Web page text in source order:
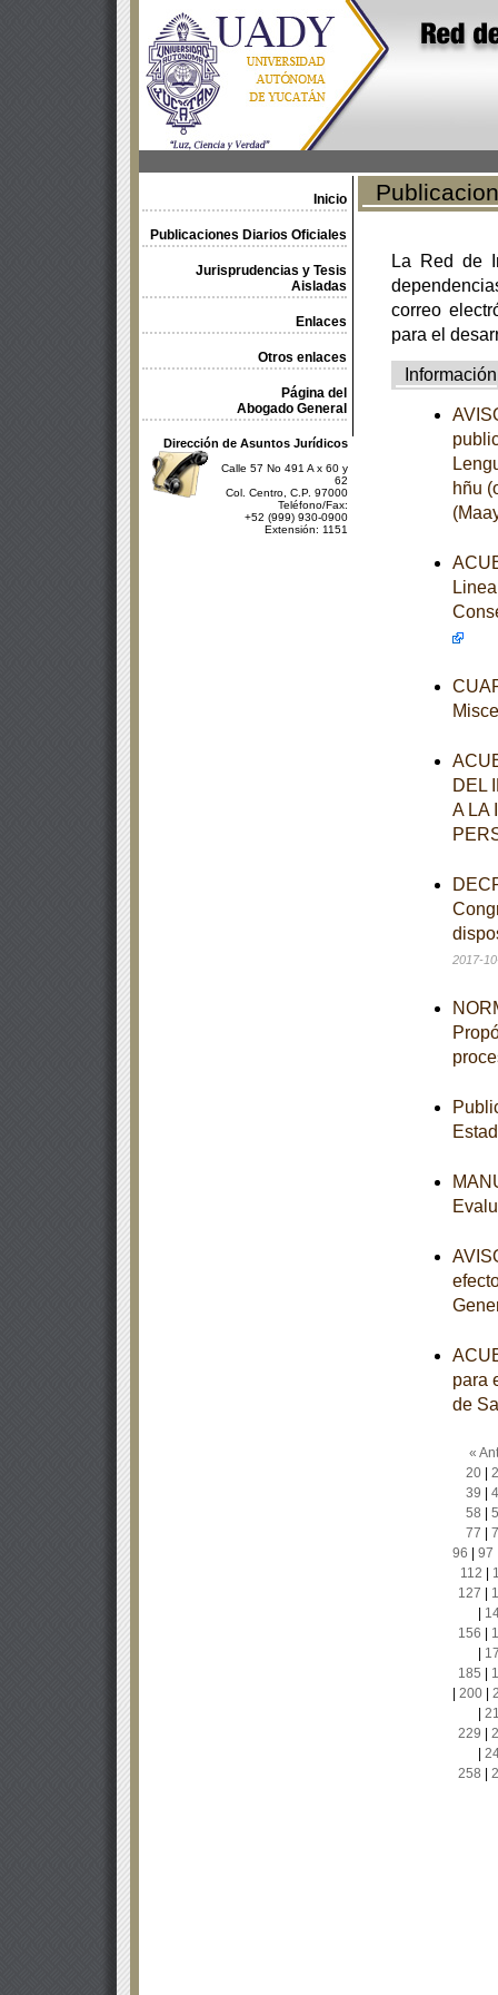
Inicio
Publicaciones Diarios Oficiales
Jurisprudencias y Tesis
Aisladas
Enlaces
Otros enlaces
Página del
Abogado General
Dirección de Asuntos Jurídicos
Calle 57 No 491 A x 60 y
62
Col. Centro, C.P. 97000
Teléfono/Fax:
+52 (999) 930-0900
Extensión: 1151
La Red de
correo
para el
Información
hñu
DEL
A LA
2017-
para
de
«
20|
39
58
77
96
97
112
127
156
185
200|
229
258